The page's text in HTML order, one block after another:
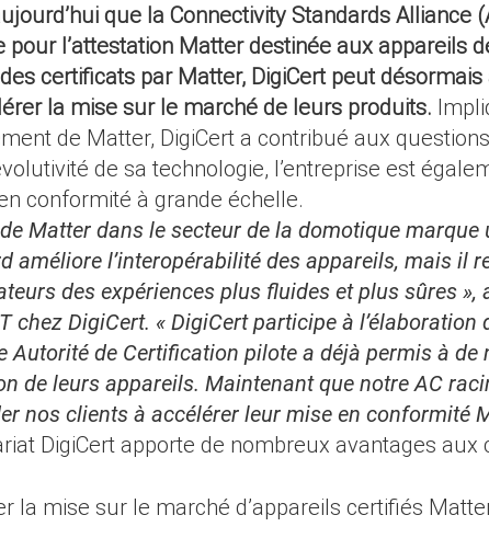
que la Connectivity Standards
pour l’attestation Matter destinée aux appareils
certificats par Matter, DigiCert peut
la mise sur le marché de leurs produits.
de Matter, DigiCert a contribué aux
de sa technologie, l’entreprise est
conformité à grande échelle.
de Matter dans le secteur de la domotique
améliore l’interopérabilité des appareils, mais il
des expériences plus fluides et plus sûres »,
chez DigiCert. « DigiCert participe à
Autorité de Certification pilote a déjà permis à
de leurs appareils. Maintenant que notre AC
nos clients à accélérer leur mise en conformité
DigiCert apporte de nombreux avantages
la mise sur le marché d’appareils certifiés